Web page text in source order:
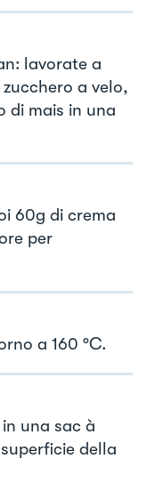
lavorate a
a velo,
di mais in una
60g di crema
per
a 160 °C.
una sac à
della